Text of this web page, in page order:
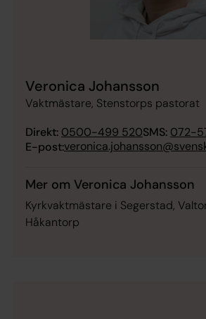
Veronica Johansson
Vaktmästare, Stenstorps pastorat
Direkt: 0500-499 520SMS: 072-
E-post:
Mer om Veronica Johansson
Kyrkvaktmästare i Segerstad,
Håkantorp